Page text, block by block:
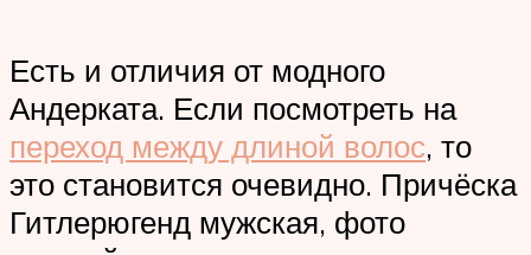
Есть и отличия от модного
Андерката. Если посмотреть на
переход между длиной волос, то
это становится очевидно. Причёска
Гитлерюгенд мужская, фото